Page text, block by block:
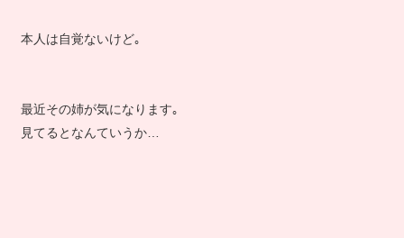
本人は自覚ないけど｡
最近その姉が気になります｡
見てるとなんていうか…